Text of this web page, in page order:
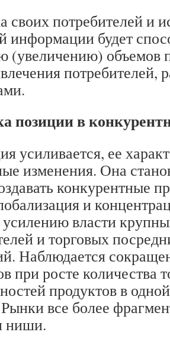
своих потребителей и
информации будет
(увеличению) объемов
позиции в
усиливается, ее
изменения. Она
конкурентные
и
усилению власти
и торговых
Наблюдается
при росте количества
продуктов в
Рынки все более
ниши.